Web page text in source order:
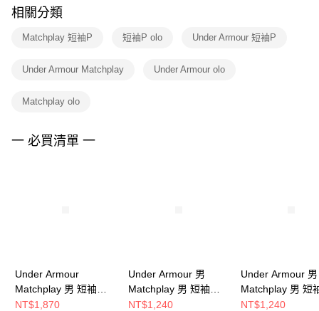
※ 交易是否成功請以「AFTEE先享後付 」之結帳頁面顯示為準，若有關於
是否繳費成功／繳費後需取消欲退款等相關疑問，請聯繫「AFTEE先享後付
客戶支援中心」https://netprotections.freshdesk.com/support/home
１．透過由恩沛科技股份有限公司提供之「AFTEE先享後付」服務完成之交
權轉讓予恩沛科技股份有限公司。
３．未成年的使用者請事先徵得法定代理人或監護人之同意方可使用
「AFTEE先享後付」，若未經同意申辦者引起之損失，本公司不負相關責
相關分類
Matchplay 短袖P 短袖P olo Under Armour 短袖P
Under Armour Matchplay Under Armour olo
Matchplay olo
一 必買清單 一
Under Armour
Matchplay 男 短袖
POLO 6009799-001
NT$1,870
Under Armour 男
Matchplay 男 短袖
POLO 1377374-044
NT$1,240
Under Armour 男
Matchplay 男 短
POLO 1377374-
NT$1,240